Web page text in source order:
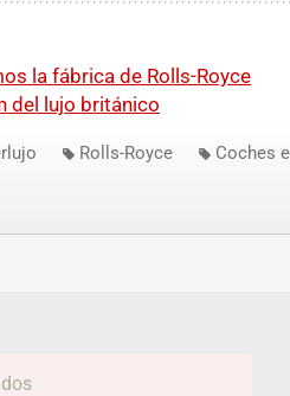
la fábrica de Rolls-Royce
del lujo británico
Rolls-Royce Coches